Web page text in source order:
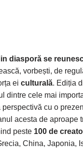
diasporă se
vorbești, de
ei culturală. Ediția
dintre cele mai
cu o
acesta de aproape
peste 100 de
China, Japonia,